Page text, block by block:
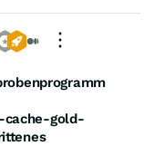
cache-gold-